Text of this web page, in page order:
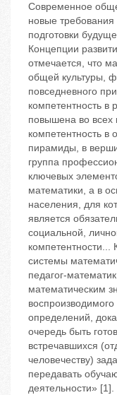
Современное
новые
подготовки
Концепции
отмечается, что
общей культуры,
повседневного
компетентность
повышена во всех
компетентность в
пирамиды, в
группа
ключевых
математики, а в
населения, для
является
социальной,
системы
педагог-
математическим
определений,
очередь быть
встречавшихся
человечеству)
передавать
деятельности»